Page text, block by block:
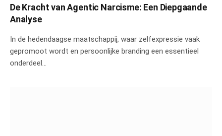
De Kracht van Agentic Narcisme: Een Diepgaande
Analyse
In de hedendaagse maatschappij, waar zelfexpressie vaak
gepromoot wordt en persoonlijke branding een essentieel
onderdeel…